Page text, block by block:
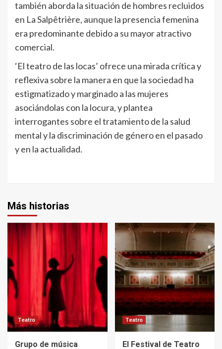
también aborda la situación de hombres recluidos
en La Salpêtrière, aunque la presencia femenina
era predominante debido a su mayor atractivo
comercial.
‘El teatro de las locas’ ofrece una mirada crítica y
reflexiva sobre la manera en que la sociedad ha
estigmatizado y marginado a las mujeres
asociándolas con la locura, y plantea
interrogantes sobre el tratamiento de la salud
mental y la discriminación de género en el pasado
y en la actualidad.
Más historias
Teatro
Grupo de música
Teatro
El Festival de Teatro